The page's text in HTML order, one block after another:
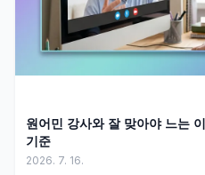
원어민 강사와 잘 맞아야 느는
기준
2026. 7. 16.